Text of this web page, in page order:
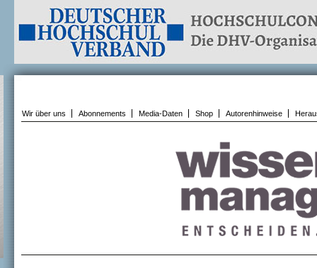
Wir über uns Abonnements Media-Daten Shop Autorenhinweise